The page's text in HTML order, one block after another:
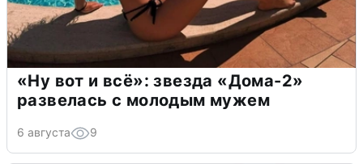
«Ну вот и всё»: звезда «Дома-2»
развелась с молодым мужем
6 августа 9